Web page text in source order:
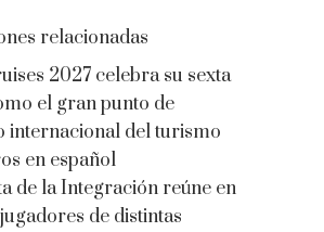
relacionadas
2027 celebra su sexta
el gran punto de
internacional del turismo
en español
de la Integración reúne en
de distintas